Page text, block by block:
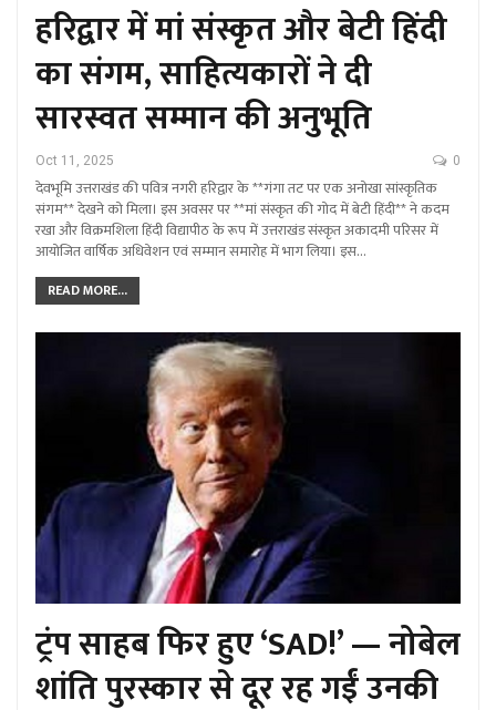
हरिद्वार में मां संस्कृत और बेटी हिंदी
का संगम, साहित्यकारों ने दी
सारस्वत सम्मान की अनुभूति
Oct 11, 2025 0
देवभूमि उत्तराखंड की पवित्र नगरी हरिद्वार के **गंगा तट पर एक अनोखा सांस्कृतिक
संगम** देखने को मिला। इस अवसर पर **मां संस्कृत की गोद में बेटी हिंदी** ने कदम
रखा और विक्रमशिला हिंदी विद्यापीठ के रूप में उत्तराखंड संस्कृत अकादमी परिसर में
आयोजित वार्षिक अधिवेशन एवं सम्मान समारोह में भाग लिया। इस…
READ MORE...
ट्रंप साहब फिर हुए ‘SAD!’ — नोबेल
शांति पुरस्कार से दूर रह गईं उनकी